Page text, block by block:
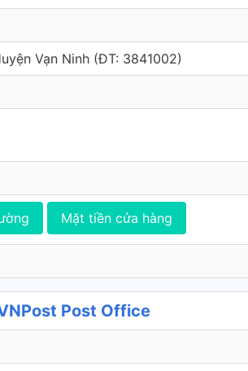
Vạn Ninh (ÐT: 3841002)
Mặt tiền cửa hàng
Post Office